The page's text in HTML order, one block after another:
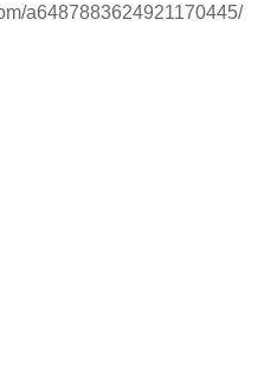
a6487883624921170445/